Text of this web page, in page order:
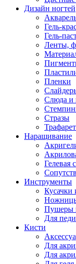
Дизайн ногтей
Гель-
Гель-
Ленты,
Пленки
Слюда и
Стразы
Наращивание
Гелевая
Инструменты
Пушеры
Для
Кисти
Для
Для